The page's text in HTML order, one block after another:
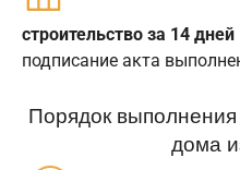
строительство за 14 дней
подписание акта
Порядок
дома